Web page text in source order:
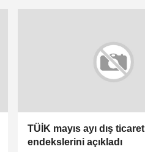
TÜİK mayıs ayı dış ticaret
endekslerini açıkladı